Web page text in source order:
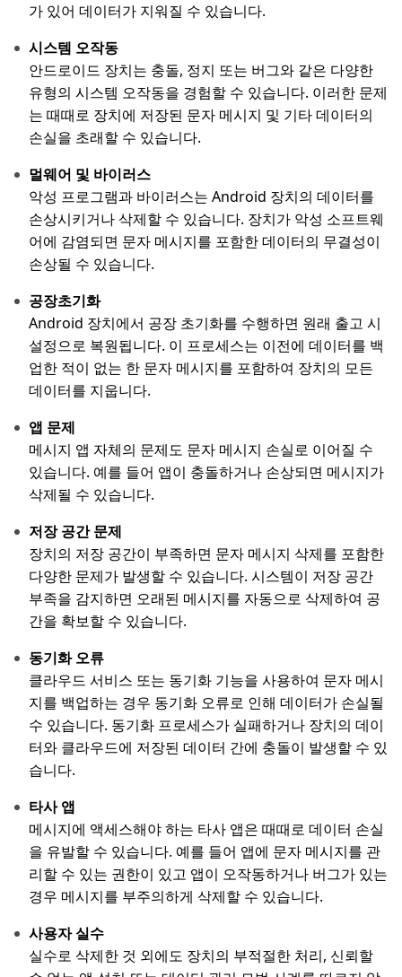
가 있어 데이터가 지워질 수 있습니다.
시스템 오작동
안드로이드 장치는 충돌, 정지 또는 버그와 같은 다양한
유형의 시스템 오작동을 경험할 수 있습니다. 이러한 문제
는 때때로 장치에 저장된 문자 메시지 및 기타 데이터의
손실을 초래할 수 있습니다.
멀웨어 및 바이러스
악성 프로그램과 바이러스는 Android 장치의 데이터를
손상시키거나 삭제할 수 있습니다. 장치가 악성 소프트웨
어에 감염되면 문자 메시지를 포함한 데이터의 무결성이
손상될 수 있습니다.
공장초기화
Android 장치에서 공장 초기화를 수행하면 원래 출고 시
설정으로 복원됩니다. 이 프로세스는 이전에 데이터를 백
업한 적이 없는 한 문자 메시지를 포함하여 장치의 모든
데이터를 지웁니다.
앱 문제
메시지 앱 자체의 문제도 문자 메시지 손실로 이어질 수
있습니다. 예를 들어 앱이 충돌하거나 손상되면 메시지가
삭제될 수 있습니다.
저장 공간 문제
장치의 저장 공간이 부족하면 문자 메시지 삭제를 포함한
다양한 문제가 발생할 수 있습니다. 시스템이 저장 공간
부족을 감지하면 오래된 메시지를 자동으로 삭제하여 공
간을 확보할 수 있습니다.
동기화 오류
클라우드 서비스 또는 동기화 기능을 사용하여 문자 메시
지를 백업하는 경우 동기화 오류로 인해 데이터가 손실될
수 있습니다. 동기화 프로세스가 실패하거나 장치의 데이
터와 클라우드에 저장된 데이터 간에 충돌이 발생할 수 있
습니다.
타사 앱
메시지에 액세스해야 하는 타사 앱은 때때로 데이터 손실
을 유발할 수 있습니다. 예를 들어 앱에 문자 메시지를 관
리할 수 있는 권한이 있고 앱이 오작동하거나 버그가 있는
경우 메시지를 부주의하게 삭제할 수 있습니다.
사용자 실수
실수로 삭제한 것 외에도 장치의 부적절한 처리, 신뢰할